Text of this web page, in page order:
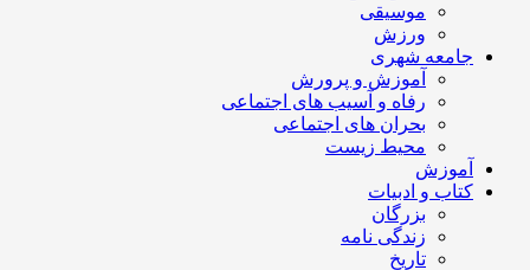
تهران
موسیقی
ورزش
جامعه شهری
آموزش و پرورش
رفاه و آسیب های اجتماعی
بحران های اجتماعی
محیط زیست
آموزش
کتاب و ادبیات
بزرگان
زندگی نامه
تاریخ